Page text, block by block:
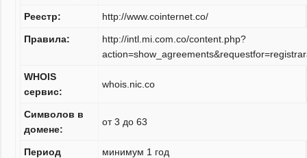
Реестр: http://www.cointernet.co/
Правила:
http://intl.mi.com.co/content.php?
WHOIS
сервис:
whois.nic.co
Символов в
домене:
от 3 до 63
Период
минимум 1 год